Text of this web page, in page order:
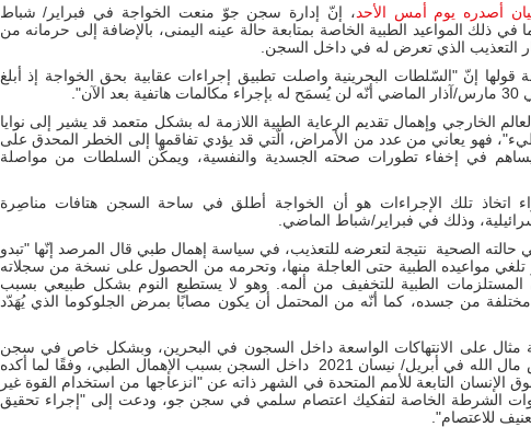
أصدره يوم أمس الأحد، إنّ إدارة سجن جوّ منعت الخواجة في فبراير/ شباط
ذلك المواعيد الطبية الخاصة بمتابعة حالة عينه اليمنى، بالإضافة إلى حرمانه من
التعذيب الذي تعرض له في داخل السجن.
قولها إنّ "السّلطات البحرينية واصلت تطبيق إجراءات عقابية بحق الخواجة إذ أبلغ
الخارجي وإهمال تقديم الرعاية الطبية اللازمة له بشكل متعمد قد يشير إلى نوايا
فهو يعاني من عدد من الأمراض، الّتي قد يؤدي تفاقمها إلى الخطر المحدق على
في إخفاء تطورات صحته الجسدية والنفسية، ويمكّن السلطات من مواصلة
اتخاذ تلك الإجراءات هو أن الخواجة أطلق في ساحة السجن هتافات مناصِرة
وذلك في فبراير/شباط الماضي.
حالته الصحية نتيجة لتعرضه للتعذيب، في سياسة إهمال طبي قال المرصد إنّها "تبدو
تلغي مواعيده الطبية حتى العاجلة منها، وتحرمه من الحصول على نسخة من سجلاته
المستلزمات الطبية للتخفيف من ألمه. وهو لا يستطيع النوم بشكل طبيعي بسبب
مختلفة من جسده، كما أنّه من المحتمل أن يكون مصابًا بمرض الجلوكوما الذي يُهَدّد
مثال على الانتهاكات الواسعة داخل السجون في البحرين، وبشكل خاص في سجن
جو، إذ توفي السجين السياسي عباس مال الله في أبريل/ نيسان 2021 داخل السجن بسبب الإهمال الطبي، وفقًا لما أكده
التابعة للأمم المتحدة في الشهر ذاته عن "انزعاجها من استخدام القوة غير
الشرطة الخاصة لتفكيك اعتصام سلمي في سجن جو، ودعت إلى "إجراء تحقيق
للاعتصام".